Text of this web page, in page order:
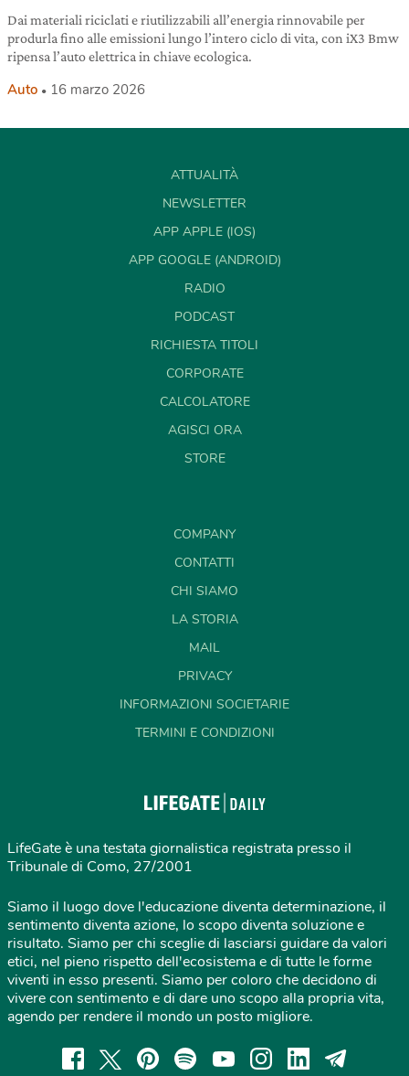
Dai materiali riciclati e riutilizzabili all’energia rinnovabile per
produrla fino alle emissioni lungo l’intero ciclo di vita, con iX3 Bmw
ripensa l’auto elettrica in chiave ecologica.
Auto 16 marzo 2026
ATTUALITÀ
NEWSLETTER
APP APPLE (IOS)
APP GOOGLE (ANDROID)
RADIO
PODCAST
RICHIESTA TITOLI
CORPORATE
CALCOLATORE
AGISCI ORA
STORE
COMPANY
CONTATTI
CHI SIAMO
LA STORIA
MAIL
PRIVACY
INFORMAZIONI SOCIETARIE
TERMINI E CONDIZIONI
LifeGate è una testata giornalistica registrata presso il
Tribunale di Como, 27/2001
Siamo il luogo dove l'educazione diventa determinazione, il
sentimento diventa azione, lo scopo diventa soluzione e
risultato. Siamo per chi sceglie di lasciarsi guidare da valori
etici, nel pieno rispetto dell'ecosistema e di tutte le forme
viventi in esso presenti. Siamo per coloro che decidono di
vivere con sentimento e di dare uno scopo alla propria vita,
agendo per rendere il mondo un posto migliore.